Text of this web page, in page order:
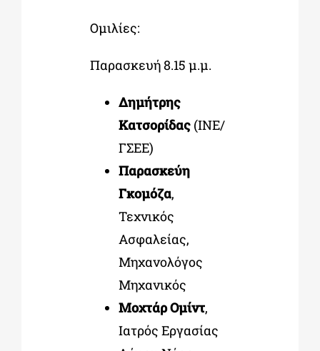
Ομιλίες:
Παρασκευή 8.15 μ.μ.
Δημήτρης
Κατσορίδας(ΙΝΕ/
ΓΣΕΕ)
Παρασκεύη
Γκομόζα,
Τεχνικός
Ασφαλείας,
Μηχανολόγος
Μηχανικός
Μοχτάρ Ομίντ,
Ιατρός Eργασίας